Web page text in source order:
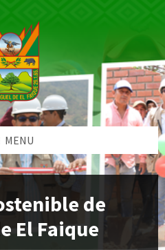
MENU
de
El Faique